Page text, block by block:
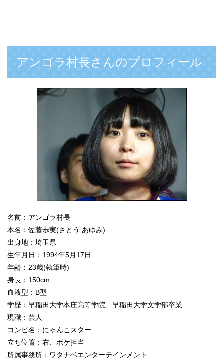
アンゴラ村長さんのプロフィール
名前：アンゴラ村長
本名：佐藤歩実(さとう あゆみ)
出身地：埼玉県
生年月日：1994年5月17日
年齢：23歳(執筆時)
身長：150cm
血液型：B型
学歴：早稲田大学本庄高等学院、早稲田大学文学部卒業
現職：芸人
コンビ名：にゃんこスター
立ち位置：右、ボケ担当
所属事務所：ワタナベエンターテインメント